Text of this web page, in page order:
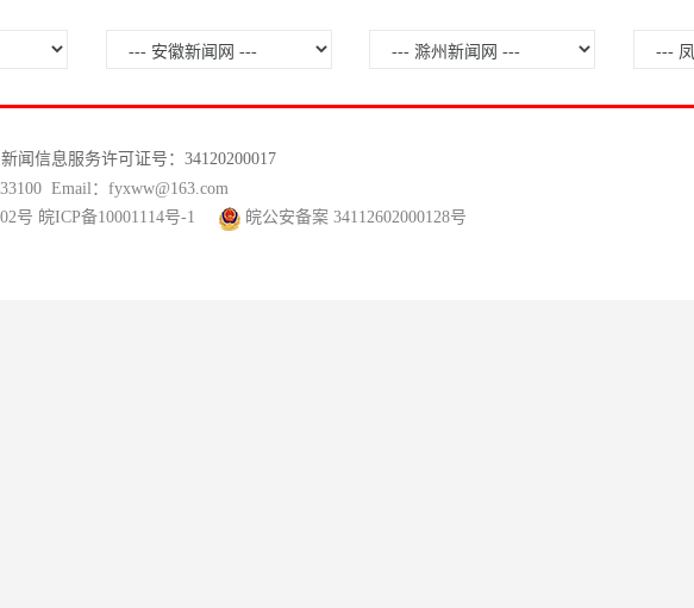
闻信息服务许可证号：34120200017
Email：fyxww@163.com
号 皖ICP备10001114号-1 皖公安备案 34112602000128号